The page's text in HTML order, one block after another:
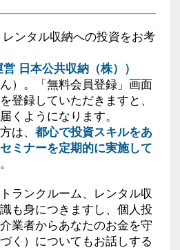
レンタル収納への投資をお考
日本公共収納（株））
）。「無料会員登録」画面
登録していただきますと、
くようになります。
は、 都心で投資スキルをあ
ミナーを定期的に実施して
。
ランクルーム、レンタル収
も身につきますし、個人投
業者からあなたのお金を守
く）についてもお話しする